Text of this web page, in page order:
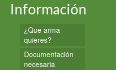
Información
¿Que arma
quieres?
Documentación
necesaria